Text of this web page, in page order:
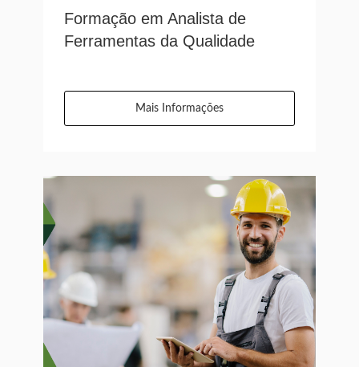
Formação em Analista de
Ferramentas da Qualidade
Mais Informações